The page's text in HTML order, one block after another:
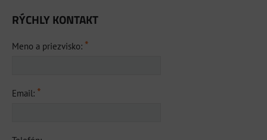
RÝCHLY KONTAKT
Meno a priezvisko: *
Email: *